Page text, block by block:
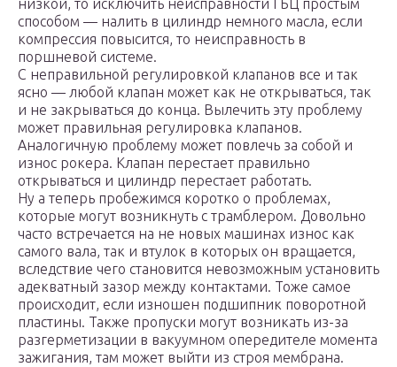
низкой, то исключить неисправности ГБЦ простым
способом — налить в цилиндр немного масла, если
компрессия повысится, то неисправность в
поршневой системе.
С неправильной регулировкой клапанов все и так
ясно — любой клапан может как не открываться, так
и не закрываться до конца. Вылечить эту проблему
может правильная регулировка клапанов.
Аналогичную проблему может повлечь за собой и
износ рокера. Клапан перестает правильно
открываться и цилиндр перестает работать.
Ну а теперь пробежимся коротко о проблемах,
которые могут возникнуть с трамблером. Довольно
часто встречается на не новых машинах износ как
самого вала, так и втулок в которых он вращается,
вследствие чего становится невозможным установить
адекватный зазор между контактами. Тоже самое
происходит, если изношен подшипник поворотной
пластины. Также пропуски могут возникать из-за
разгерметизации в вакуумном опередителе момента
зажигания, там может выйти из строя мембрана.